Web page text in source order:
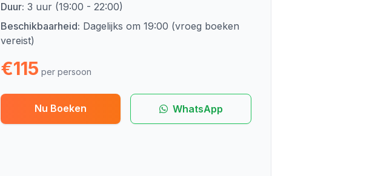
Duur: 3 uur (19:00 - 22:00)
Beschikbaarheid: Dagelijks om 19:00 (vroeg boeken
vereist)
€115 per persoon
Nu Boeken WhatsApp